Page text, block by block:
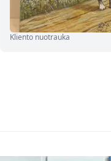
Kliento nuotrauka